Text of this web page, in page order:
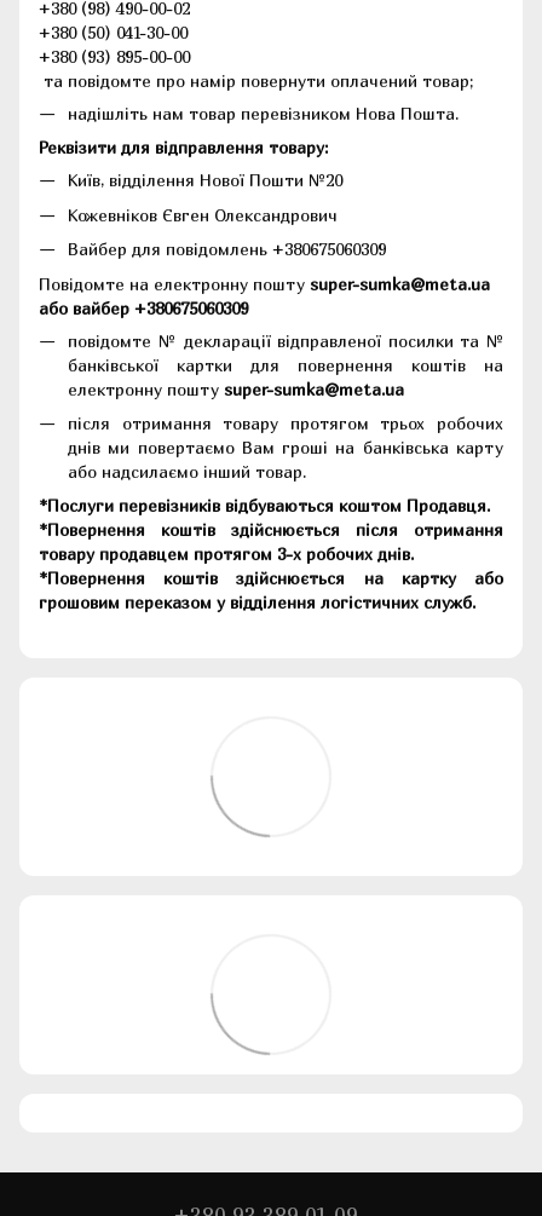
+380 (98) 490-00-02
+380 (50) 041-30-00
+380 (93) 895-00-00
та повідомте про намір повернути оплачений товар;
надішліть нам товар перевізником Нова Пошта.
Реквізити для відправлення товару:
Київ, відділення Нової Пошти №20
Кожевніков Євген Олександрович
Вайбер для повідомлень +380675060309
Повідомте на електронну пошту super-sumka@meta.ua
або вайбер +380675060309
повідомте № декларації відправленої посилки та №
банківської картки для повернення коштів на
електронну пошту super-sumka@meta.ua
після отримання товару протягом трьох робочих
днів ми повертаємо Вам гроші на банківська карту
або надсилаємо інший товар.
*Послуги перевізників відбуваються коштом Продавця.
*Повернення коштів здійснюється після отримання
товару продавцем протягом 3-х робочих днів.
*Повернення коштів здійснюється на картку або
грошовим переказом у відділення логістичних служб.